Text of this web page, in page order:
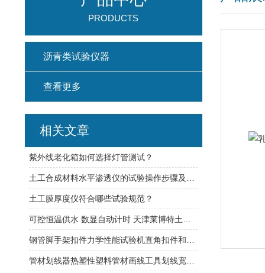
PRODUCTS
沥青类试验仪器
查看更多
相关文章
紫外线老化箱如何选择灯管测试？
土工膜厚度仪符合哪些试验规范？